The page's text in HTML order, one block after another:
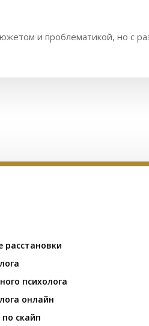
и проблематикой, но с
расстановки
психолога
онлайн
скайп